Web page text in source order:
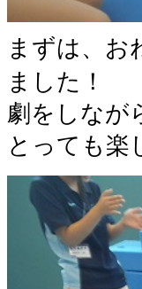
まずは、お
ました！
劇をしなが
とっても楽